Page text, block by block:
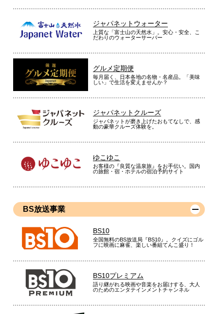
ジャパネットウォーター
上質な「富士山の天然水」。安心・安全、こ
だわりのウォーターサーバー
グルメ定期便
毎月届く、日本各地の名物・名産品。「美味
しい」で生活を変えませんか？
ジャパネットクルーズ
ジャパネットが磨き上げたおもてなしで、感
動の豪華クルーズ体験を。
ゆこゆこ
お客様の『良質な温泉旅』をお手伝い。国内
の旅館・宿・ホテルの宿泊予約サイト
BS放送事業
BS10
全国無料のBS放送局『BS10』。クイズにゴル
フに映画に麻雀、楽しい番組てんこ盛り！
BS10プレミアム
語り継がれる映画や音楽をお届けする、大人
のためのエンタテインメントチャンネル